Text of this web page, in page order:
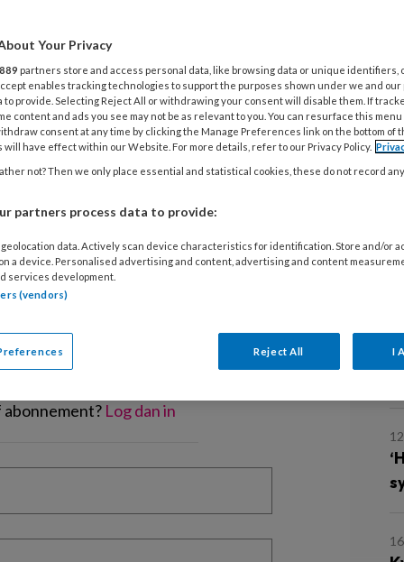
tot 4 jaar)
wonen. Wat heb je allemaal nodig
lezen?
lees 2 artikelen gratis per maand
Log dan in
4
Your Privacy
889 partners store and access personal data, like browsing data or unique identifiers,
enables tracking technologies to support the purposes shown under we and
to provide. Selecting Reject All or withdrawing your consent will disable them. If
content and ads you see may not be as relevant to you. You can resurface this
consent at any time by clicking the Manage Preferences link on the bottom of
will have effect within our Website. For more details, refer to our Privacy Policy.
not? Then we only place essential and statistical cookies, these do not record
partners process data to provide:
data. Actively scan device characteristics for identification. Store and/or
a device. Personalised advertising and content, advertising and content
services development.
(vendors)
Reject All I